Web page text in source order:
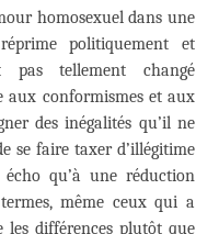
homosexuel dans une
politiquement et
pas tellement changé
aux conformismes et aux
des inégalités qu’il ne
se faire taxer d’illégitime
qu’à une réduction
même ceux qui a
différences plutôt que